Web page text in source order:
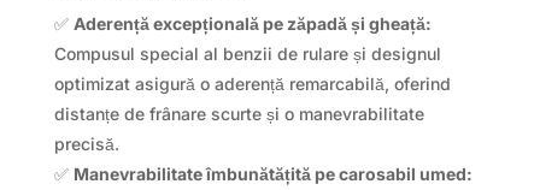
✅ Aderență excepțională pe zăpadă și gheață:
Compusul special al benzii de rulare și designul
optimizat asigură o aderență remarcabilă, oferind
distanțe de frânare scurte și o manevrabilitate
precisă.
✅ Manevrabilitate îmbunătățită pe carosabil umed: